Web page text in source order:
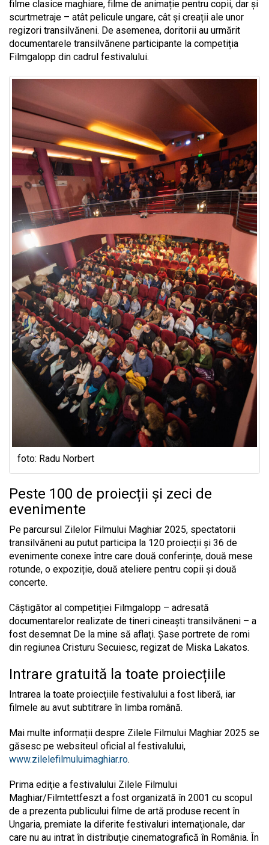
filme clasice maghiare, filme de animație pentru copii, dar și
scurtmetraje – atât pelicule ungare, cât și creații ale unor
regizori transilvăneni. De asemenea, doritorii au urmărit
documentarele transilvănene participante la competiția
Filmgalopp din cadrul festivalului.
foto: Radu Norbert
Peste 100 de proiecții și zeci de
evenimente
Pe parcursul Zilelor Filmului Maghiar 2025, spectatorii
transilvăneni au putut participa la 120 proiecții și 36 de
evenimente conexe între care două conferințe, două mese
rotunde, o expoziție, două ateliere pentru copii și două
concerte.
Câștigător al competiției Filmgalopp – adresată
documentarelor realizate de tineri cineaști transilvăneni – a
fost desemnat De la mine să aflați. Șase portrete de romi
din regiunea Cristuru Secuiesc, regizat de Miska Lakatos.
Intrare gratuită la toate proiecțiile
Intrarea la toate proiecțiile festivalului a fost liberă, iar
filmele au avut subtitrare în limba română.
Mai multe informații despre Zilele Filmului Maghiar 2025 se
găsesc pe websiteul oficial al festivalului,
www.zilelefilmuluimaghiar.ro.
Prima ediţie a festivalului Zilele Filmului
Maghiar/Filmtettfeszt a fost organizată în 2001 cu scopul
de a prezenta publicului filme de artă produse recent în
Ungaria, premiate la diferite festivaluri internaţionale, dar
care nu au intrat în distribuţie cinematografică în România. În